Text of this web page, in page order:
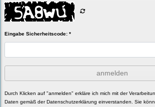
Eingabe Sicherheitscode: *
anmelden
Durch Klicken auf "anmelden" erkläre ich mich mit der
Daten gemäß der Datenschutzerklärung einverstanden. Sie